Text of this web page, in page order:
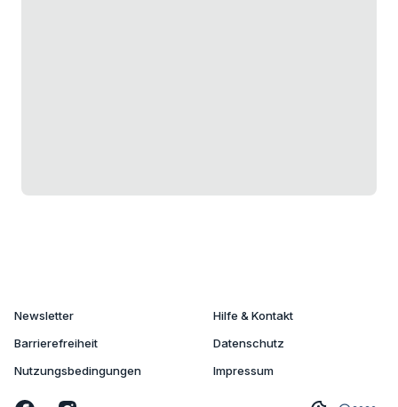
Newsletter
Hilfe & Kontakt
Barrierefreiheit
Datenschutz
Nutzungsbedingungen
Impressum